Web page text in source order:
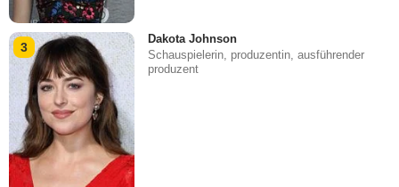
3
Dakota Johnson
Schauspielerin, produzentin, ausführender
produzent